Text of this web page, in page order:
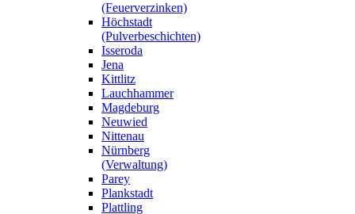
(Feuerverzinken)
Höchstadt
(Pulverbeschichten)
Isseroda
Jena
Kittlitz
Lauchhammer
Magdeburg
Neuwied
Nittenau
Nürnberg
(Verwaltung)
Parey
Plankstadt
Plattling